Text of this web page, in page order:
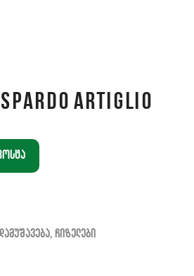
ARTIGLIO
, ჩიზელები